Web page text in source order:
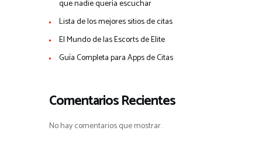
que nadie quería escuchar
Lista de los mejores sitios de citas
El Mundo de las Escorts de Elite
Guía Completa para Apps de Citas
Comentarios Recientes
No hay comentarios que mostrar.